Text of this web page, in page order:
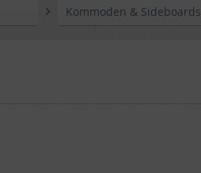
Kommoden & Sideboards